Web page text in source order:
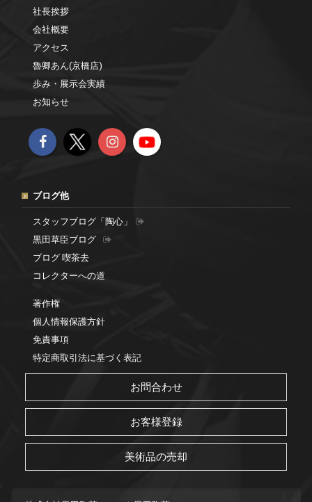
社長挨拶
会社概要
アクセス
魯卿あん(京橋店)
歩み・展示会実績
お知らせ
ブログ他
スタッフブログ「陶心」
黒田草臣ブログ
ブログ 喫茶去
コレクターへの道
著作権
個人情報保護方針
免責事項
特定商取引法に基づく表記
お問合わせ
お客様登録
美術品の売却